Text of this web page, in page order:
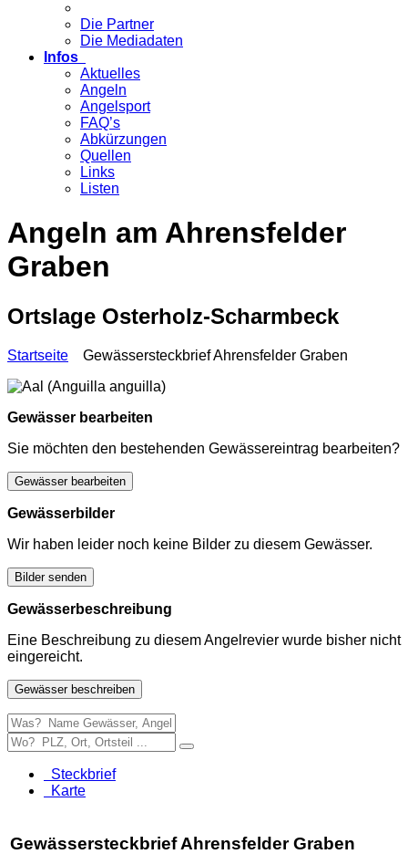
Die Partner
Die Mediadaten
Infos
Aktuelles
Angeln
Angelsport
FAQ’s
Abkürzungen
Quellen
Links
Listen
Angeln am Ahrensfelder
Graben
Ortslage Osterholz-Scharmbeck
Startseite Gewässersteckbrief Ahrensfelder Graben
Gewässer bearbeiten
Sie möchten den bestehenden Gewässereintrag bearbeiten?
Gewässer bearbeiten
Gewässerbilder
Wir haben leider noch keine Bilder zu diesem Gewässer.
Bilder senden
Gewässerbeschreibung
Eine Beschreibung zu diesem Angelrevier wurde bisher nicht
eingereicht.
Gewässer beschreiben
Steckbrief
Karte
Gewässersteckbrief Ahrensfelder Graben